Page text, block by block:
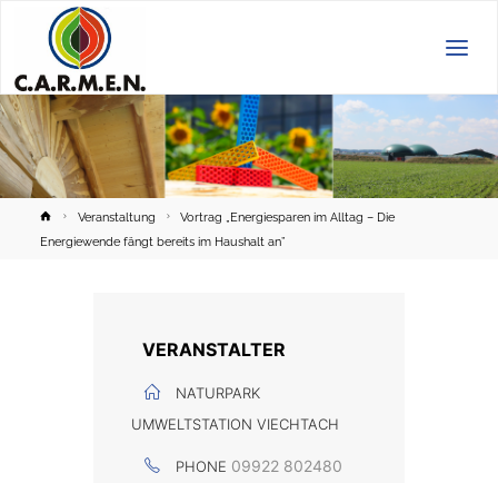
HomeVeranstaltung
Vortrag „Energiesparen im Alltag – Die
Energiewende fängt bereits im Haushalt an”
VERANSTALTER
NATURPARK
UMWELTSTATION VIECHTACH
PHONE 09922 802480